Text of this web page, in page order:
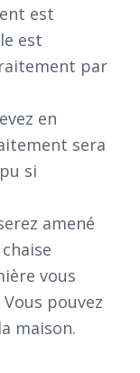
est
est
par
en
sera
si
amené
vous
pouvez
maison.